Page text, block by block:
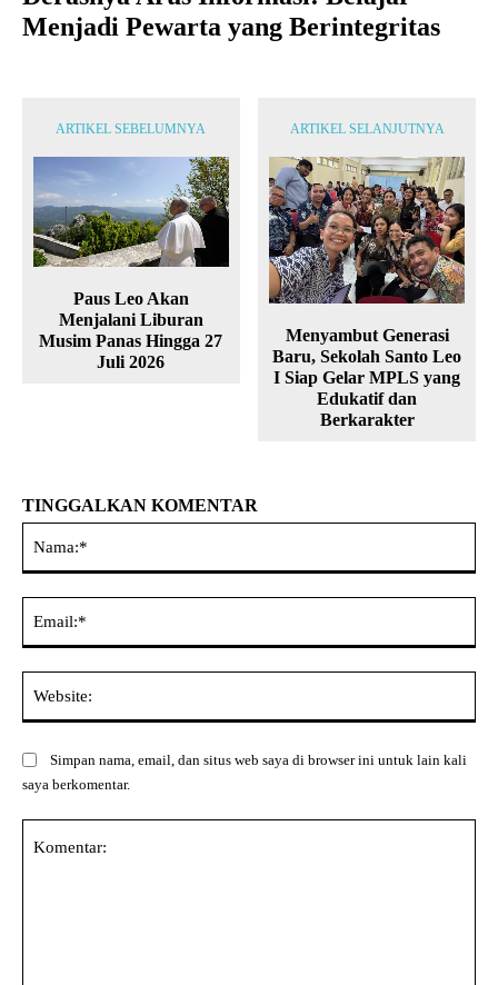
Menjadi Pewarta yang Berintegritas
ARTIKEL SEBELUMNYA
Paus Leo Akan
Menjalani Liburan
Musim Panas Hingga 27
Juli 2026
ARTIKEL SELANJUTNYA
Menyambut Generasi
Baru, Sekolah Santo Leo
I Siap Gelar MPLS yang
Edukatif dan
Berkarakter
TINGGALKAN KOMENTAR
Simpan nama, email, dan situs web saya di browser ini untuk lain kali
saya berkomentar.